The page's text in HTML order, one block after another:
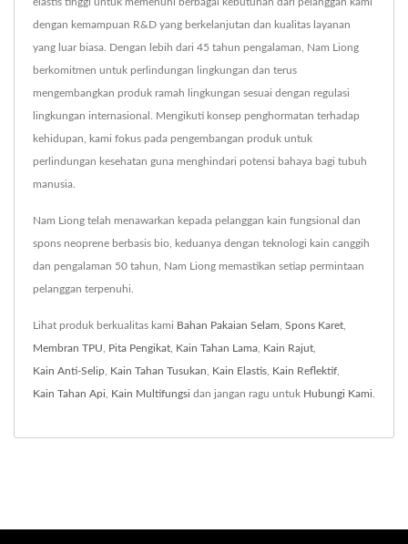
elastis tinggi untuk memenuhi berbagai kebutuhan dari pelanggan kami
dengan kemampuan R&D yang berkelanjutan dan kualitas layanan
yang luar biasa. Dengan lebih dari 45 tahun pengalaman, Nam Liong
berkomitmen untuk perlindungan lingkungan dan terus
mengembangkan produk ramah lingkungan sesuai dengan regulasi
lingkungan internasional. Mengikuti konsep penghormatan terhadap
kehidupan, kami fokus pada pengembangan produk untuk
perlindungan kesehatan guna menghindari potensi bahaya bagi tubuh
manusia.
Nam Liong telah menawarkan kepada pelanggan kain fungsional dan
spons neoprene berbasis bio, keduanya dengan teknologi kain canggih
dan pengalaman 50 tahun, Nam Liong memastikan setiap permintaan
pelanggan terpenuhi.
Lihat produk berkualitas kami Bahan Pakaian Selam, Spons Karet,
Membran TPU, Pita Pengikat, Kain Tahan Lama, Kain Rajut,
Kain Anti-Selip, Kain Tahan Tusukan, Kain Elastis, Kain Reflektif,
Kain Tahan Api, Kain Multifungsi dan jangan ragu untuk Hubungi Kami.